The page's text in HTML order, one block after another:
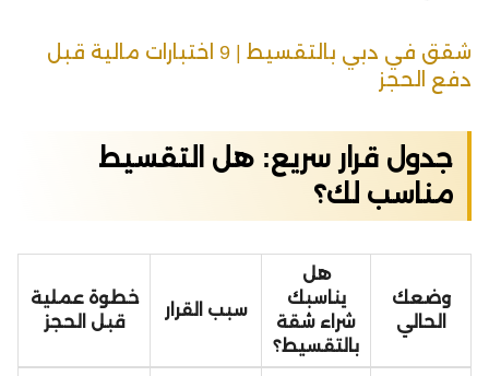
شقق في دبي بالتقسيط | 9 اختبارات مالية قبل
دفع الحجز
جدول قرار سريع: هل التقسيط
مناسب لك؟
وضعك
الحالي
هل
يناسبك
شراء شقة
بالتقسيط؟
سبب القرار
خطوة عملية
قبل الحجز